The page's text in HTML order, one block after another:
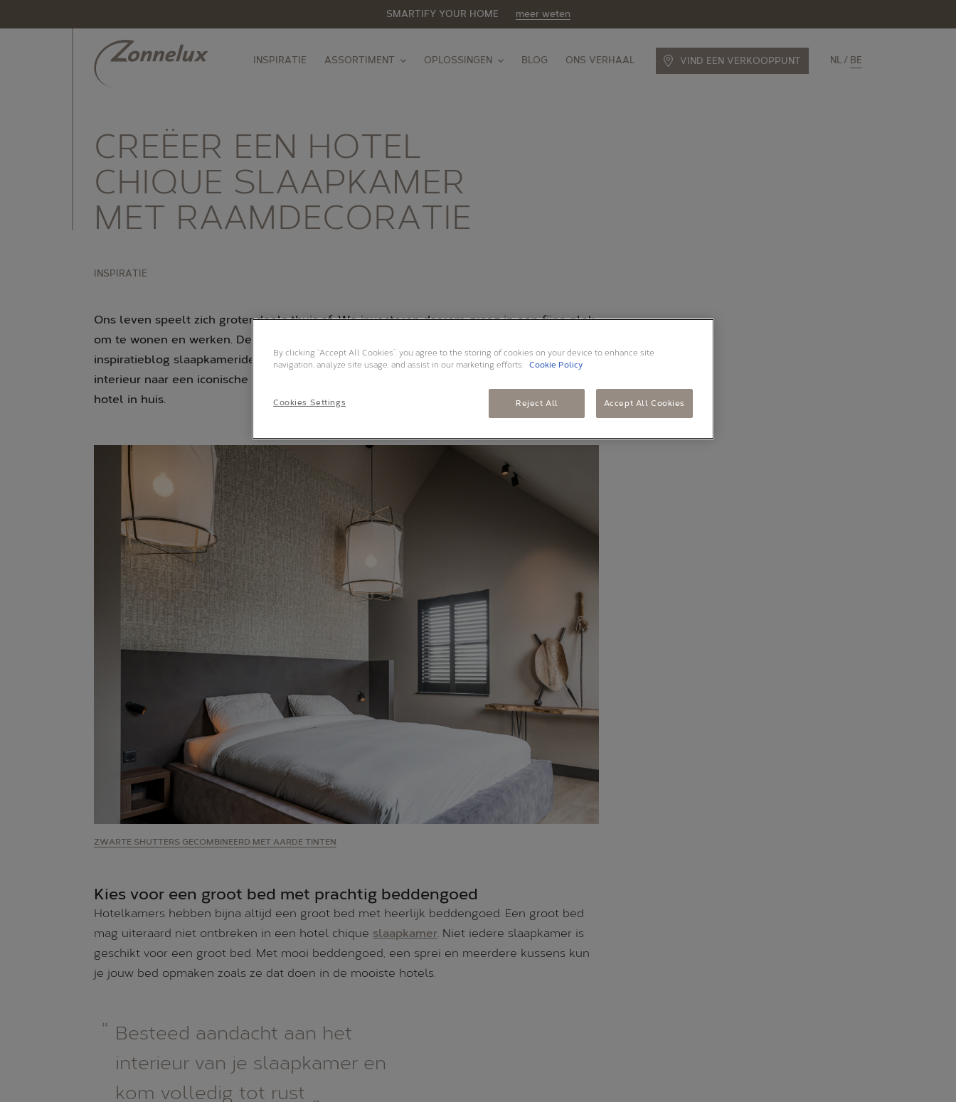
SMARTIFY YOUR HOME meer weten
INSPIRATIE ASSORTIMENT OPLOSSINGEN BLOG ONS VERHAAL VIND EEN VERKOOPPUNT NL BE
CREËER EEN HOTEL
CHIQUE SLAAPKAMER
MET RAAMDECORATIE
INSPIRATIE
Ons leven speelt zich grotendeels thuis af. We investeren daarom graag in een fijne plek
om te wonen en werken. De slaapkamer wordt daarbij niet overgeslagen. Ontdek in dit
inspiratieblog slaapkamerideeën voor een hotel chique slaapkamer.Transformeer het
interieur naar een iconische look, kom tot rust in luxe. Haal het high-end gevoel van een
hotel in huis.
ZWARTE SHUTTERS GECOMBINEERD MET AARDE TINTEN
Kies voor een groot bed met prachtig beddengoed
Hotelkamers hebben bijna altijd een groot bed met heerlijk beddengoed. Een groot bed
mag uiteraard niet ontbreken in een hotel chique slaapkamer . Niet iedere slaapkamer is
geschikt voor een groot bed. Met mooi beddengoed, een sprei en meerdere kussens kun
je jouw bed opmaken zoals ze dat doen in de mooiste hotels.
Besteed aandacht aan het
interieur van je slaapkamer en
kom volledig tot rust
By clicking “Accept All Cookies”, you agree to the storing of cookies on your device to enhance site
navigation, analyze site usage, and assist in our marketing efforts.
Cookie Policy
Cookies Settings Reject All Accept All Cookies